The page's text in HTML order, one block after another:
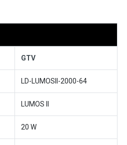
GTV
LD-LUMOSII-2000-64
LUMOS II
20 W